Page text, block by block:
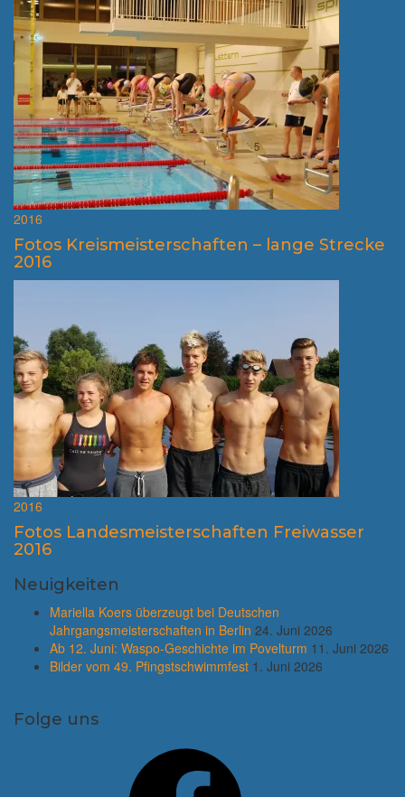
2016
Fotos Kreismeisterschaften – lange Strecke
2016
2016
Fotos Landesmeisterschaften Freiwasser
2016
Neuigkeiten
Mariella Koers überzeugt bei Deutschen
Jahrgangsmeisterschaften in Berlin 24. Juni 2026
Ab 12. Juni: Waspo-Geschichte im Povelturm 11. Juni 2026
Bilder vom 49. Pfingstschwimmfest 1. Juni 2026
Folge uns